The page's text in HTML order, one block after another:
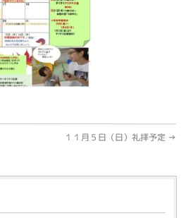
１１月５日（日）礼拝予定 →